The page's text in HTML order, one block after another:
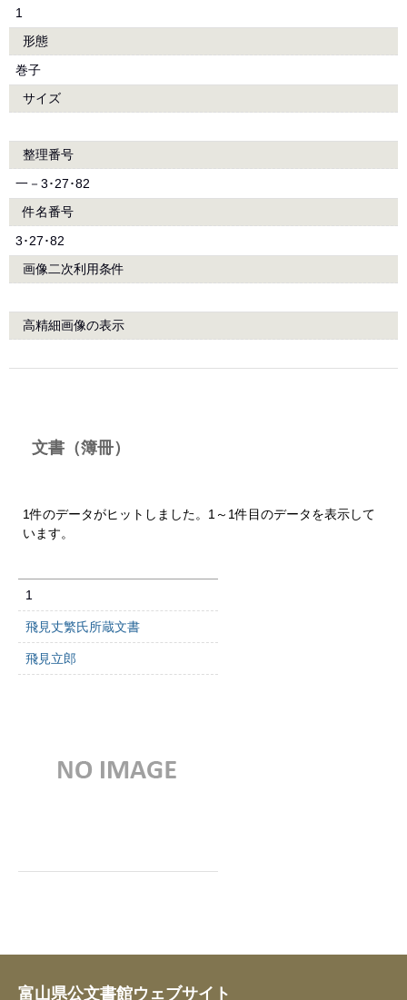
1
形態
巻子
サイズ
整理番号
一－3･27･82
件名番号
3･27･82
画像二次利用条件
高精細画像の表示
文書（簿冊）
1件のデータがヒットしました。1～1件目のデータを表示して
います。
1
飛見丈繁氏所蔵文書
飛見立郎
富山県公文書館ウェブサイト